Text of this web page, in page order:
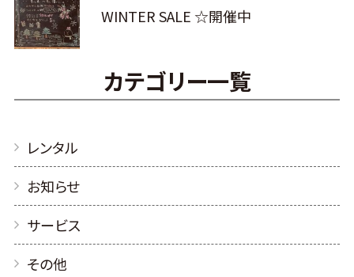
WINTER SALE ☆開催中
カテゴリー一覧
レンタル
お知らせ
サービス
その他